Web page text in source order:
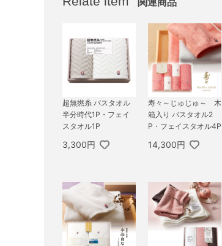
超無撚糸 バスタオル
半分時代1P・フェイ
スタオル1P
3,300円
寿々～じゅじゅ～ 木
箱入り バスタオル2
P・フェイスタオル4P
14,300円